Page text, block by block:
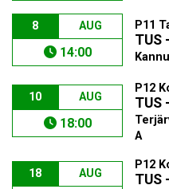
8 AUG
14:00
P11
TUS
10 AUG
18:00
P12
TUS
A
18 AUG
P12
TUS